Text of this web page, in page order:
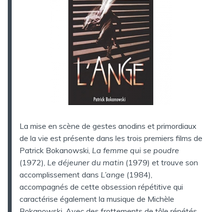
La mise en scène de gestes anodins et primordiaux
de la vie est présente dans les trois premiers films de
Patrick Bokanowski, La femme qui se poudre
(1972), Le déjeuner du matin (1979) et trouve son
accomplissement dans L’ange (1984),
accompagnés de cette obsession répétitive qui
caractérise également la musique de Michèle